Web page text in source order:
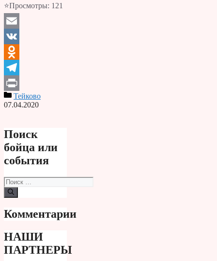
⭐Просмотры: 121
Email
VK
Odnoklassniki
Telegram
PrintТейково
07.04.2020
Поиск
бойца или
события
Поиск:
Комментарии
НАШИ
ПАРТНЕРЫ